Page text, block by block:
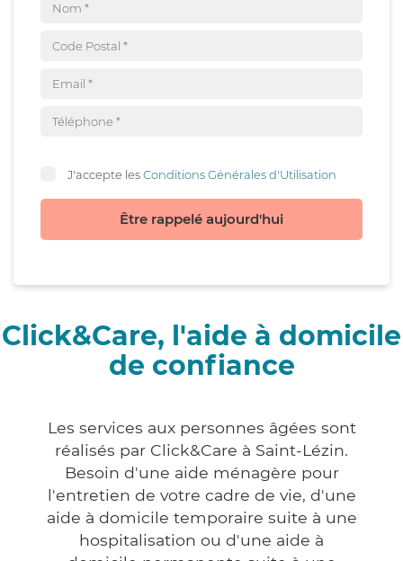
J'accepte lesConditions Générales d'Utilisation
Être rappelé aujourd'hui
Click&Care, l'aide à domicile
de confiance
Les services aux personnes âgées sont
réalisés par Click&Care à Saint-Lézin.
Besoin d'une aide ménagère pour
l'entretien de votre cadre de vie, d'une
aide à domicile temporaire suite à une
hospitalisation ou d'une aide à